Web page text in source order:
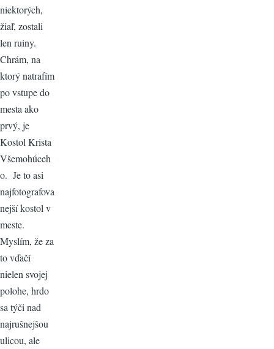
niektorých,
žiaľ, zostali
len ruiny.
Chrám, na
ktorý natrafím
po vstupe do
mesta ako
prvý, je
Kostol Krista
Všemohúceh
o. Je to asi
najfotografova
nejší kostol v
meste.
Myslím, že za
to vďačí
nielen svojej
polohe, hrdo
sa týči nad
najrušnejšou
ulicou, ale